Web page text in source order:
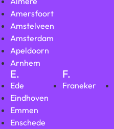
Amersfoort
Amstelveen
Amsterdam
Apeldoorn
Arnhem
E.
Ede
Eindhoven
Emmen
Enschede
F.
Franeker